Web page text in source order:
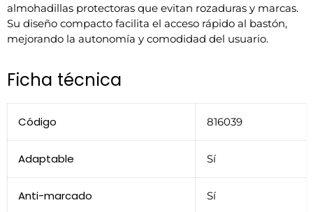
almohadillas protectoras que evitan rozaduras y marcas.
Su diseño compacto facilita el acceso rápido al bastón,
mejorando la autonomía y comodidad del usuario.
Ficha técnica
Código 816039
Adaptable Sí
Anti-marcado Sí